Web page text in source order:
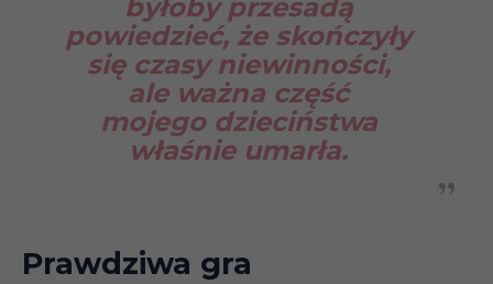
byłoby przesadą
powiedzieć, że skończyły
się czasy niewinności,
ale ważna część
mojego dzieciństwa
właśnie umarła.
Prawdziwa gra